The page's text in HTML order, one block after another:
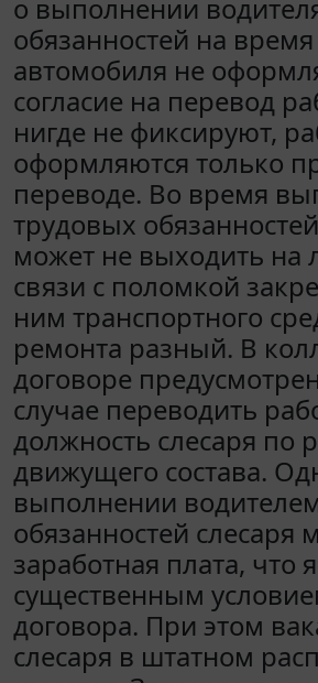
о выполнении
обязанностей на
автомобиля не
согласие на перевод
нигде не фиксируют,
оформляются только
переводе. Во время
трудовых
может не выходить на
связи с поломкой
ним транспортного
ремонта разный. В
договоре
случае переводить
должность слесаря по
движущего состава.
выполнении
обязанностей слесаря
заработная плата, что
существенным
договора. При этом
слесаря в штатном